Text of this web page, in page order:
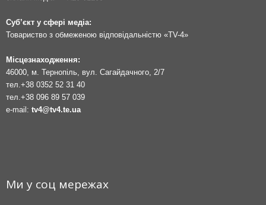
Суб’єкт у сфері медіа:
Товариство з обмеженою відповідальністю «TV-4»
Місцезнаходження:
46000, м. Тернопіль, вул. Сагайдачного, 2/7
тел. +38 0352 52 31 40
тел. +38 096 89 57 039
e-mail: tv4@tv4.te.ua
Ми у соц мережах